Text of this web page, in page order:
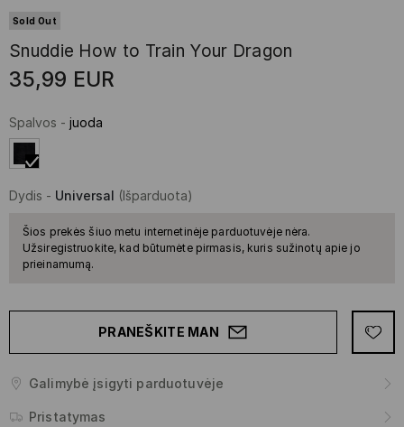
Sold Out
Snuddie How to Train Your Dragon
35,99 EUR
Spalvos - juoda
Dydis - Universal (Išparduota)
Šios prekės šiuo metu internetinėje parduotuvėje nėra.
Užsiregistruokite, kad būtumėte pirmasis, kuris sužinotų apie jo
prieinamumą.
PRANEŠKITE MAN
Galimybė įsigyti parduotuvėje
Pristatymas